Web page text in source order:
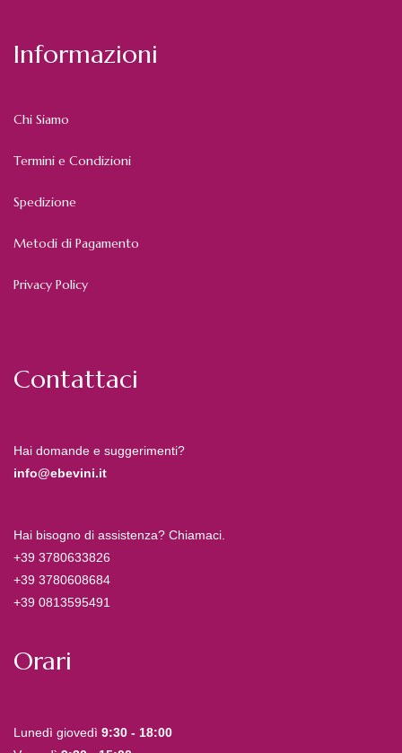
Informazioni
Chi Siamo
Termini e Condizioni
Spedizione
Metodi di Pagamento
Privacy Policy
Contattaci
Hai domande e suggerimenti?
info@ebevini.it
Hai bisogno di assistenza? Chiamaci.
+39 3780633826
+39 3780608684
+39 0813595491
Orari
Lunedì giovedì 9:30 - 18:00